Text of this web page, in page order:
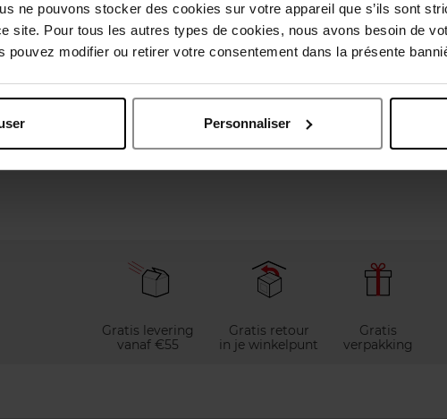
ne pouvons stocker des cookies sur votre appareil que s’ils sont
site. Pour tous les autres types de cookies, nous avons besoin de
pouvez modifier ou retirer votre consentement dans la présente
Personnaliser
JEANNE PIAUBERT
Bestel nu!
JEANNE
Gratis levering
vanaf €55
Gratis retour
in je winkelpunt
Gratis
verpakking